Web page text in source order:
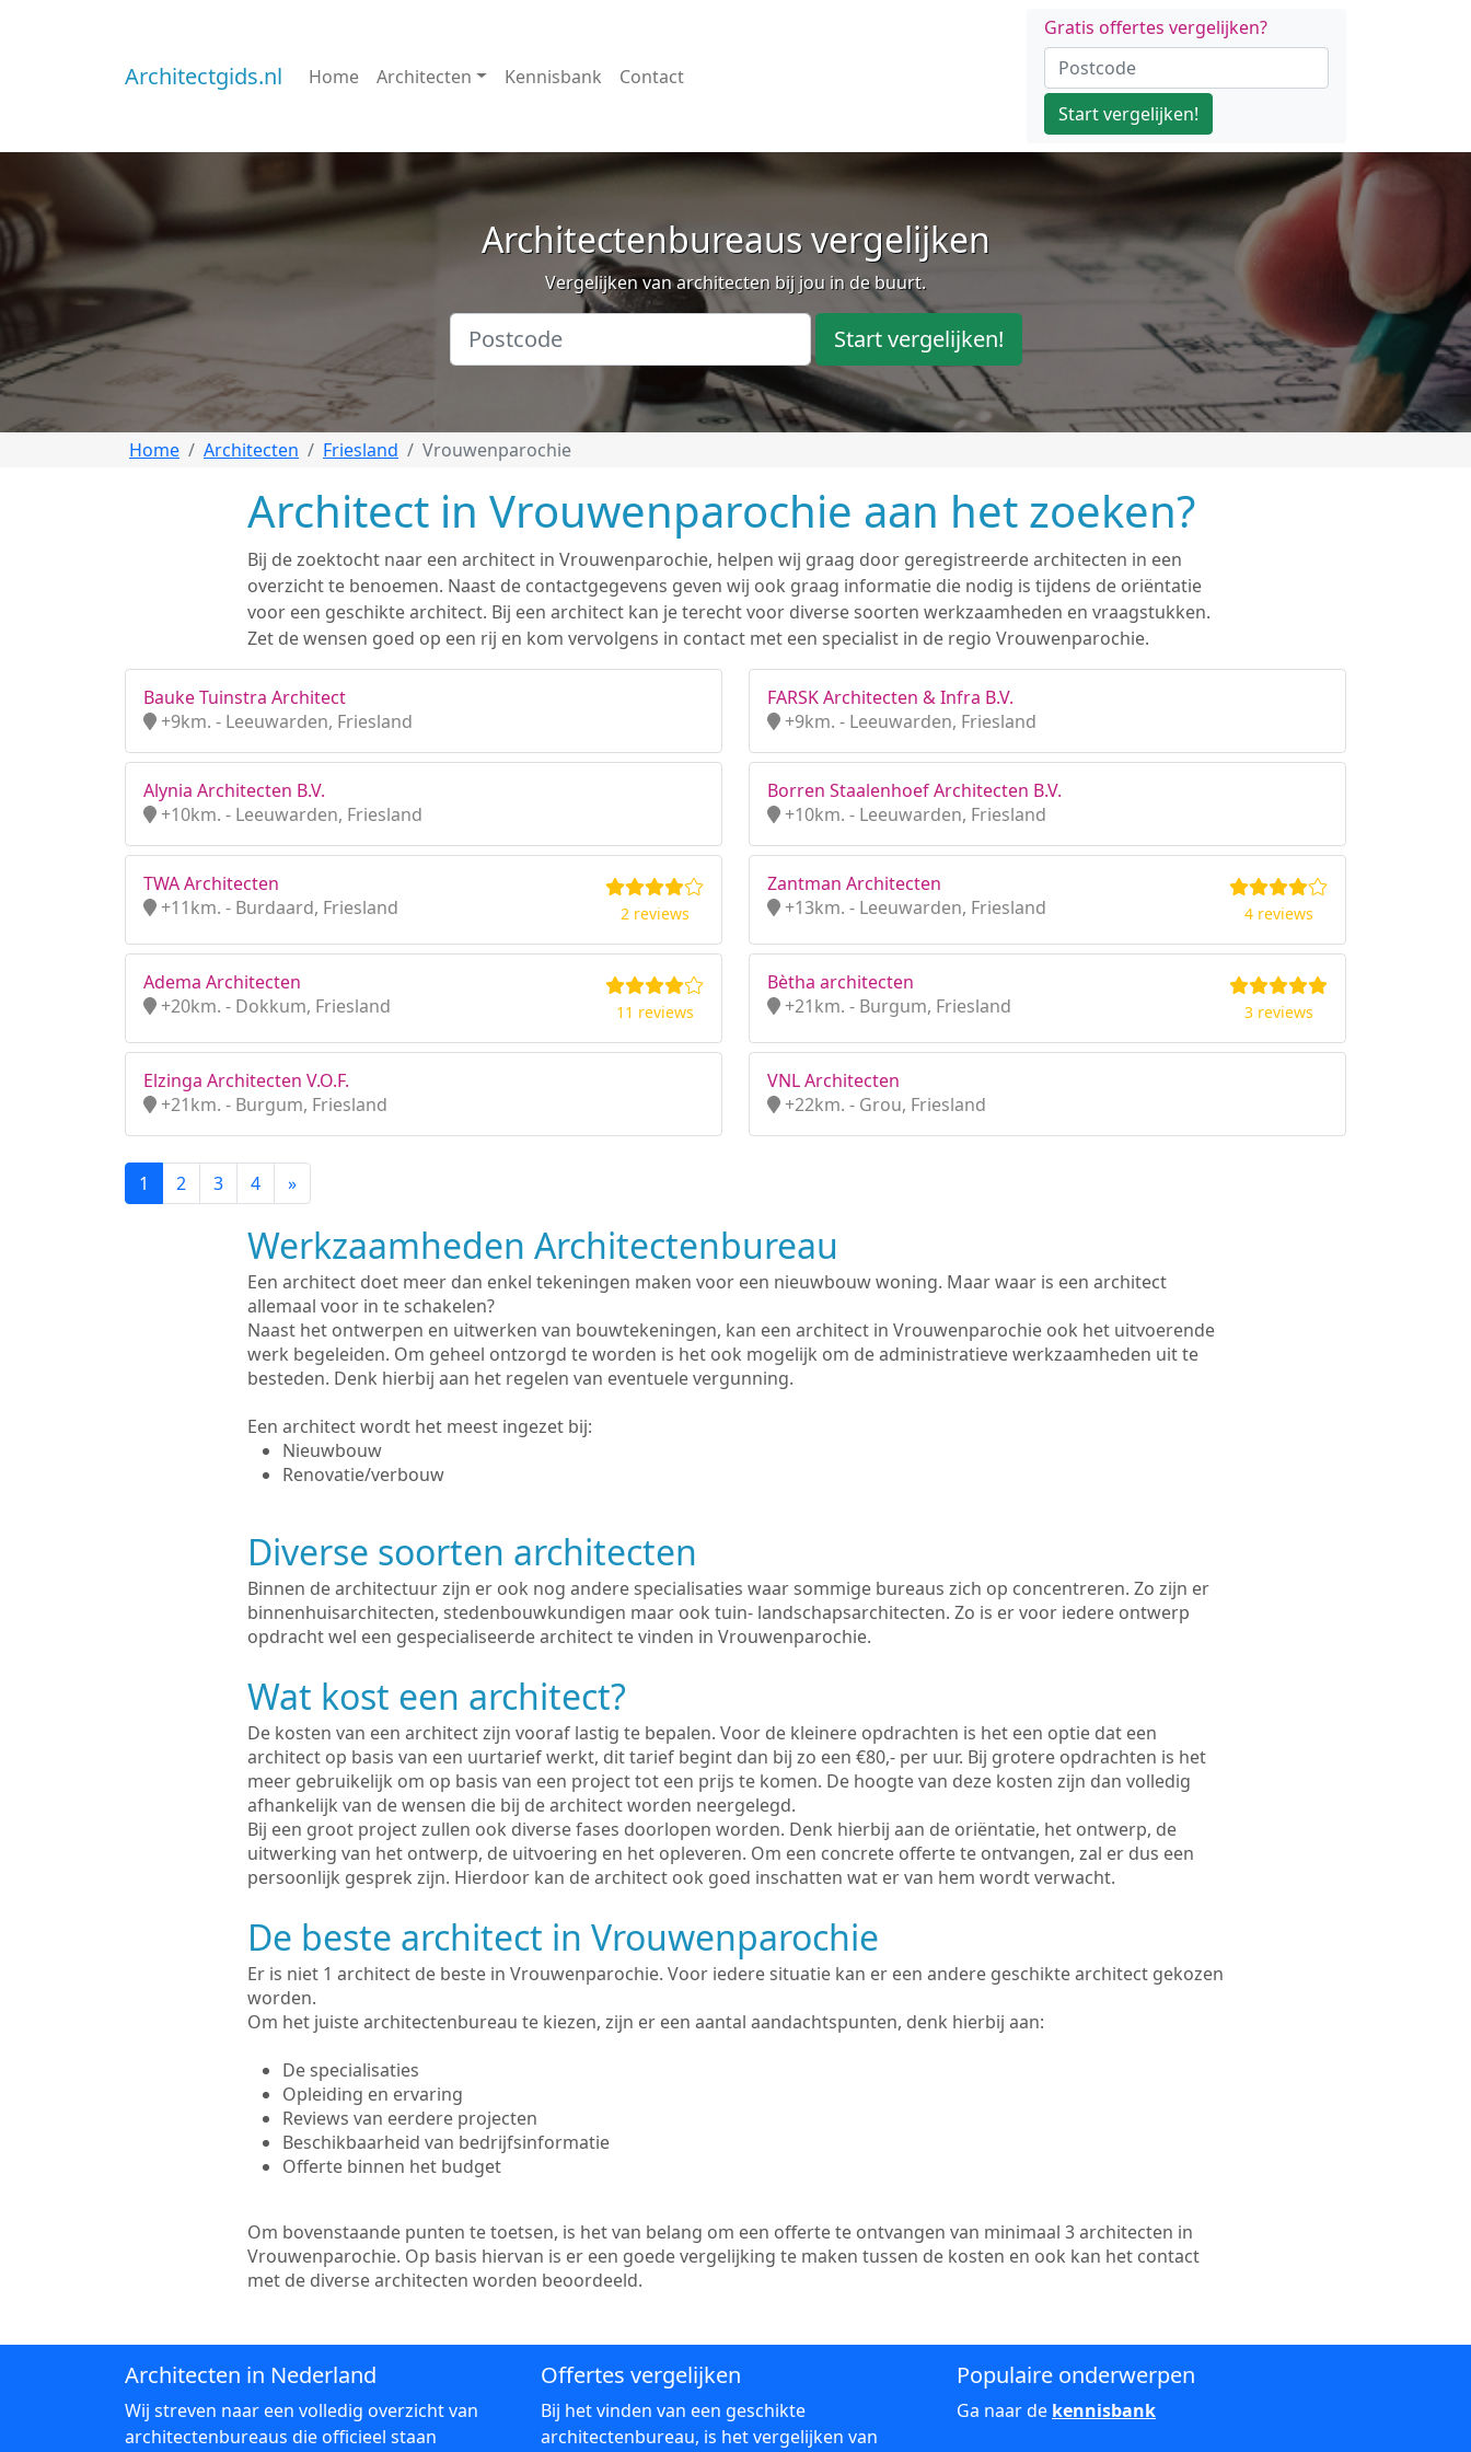
Architectgids.nl Home Architecten Kennisbank Contact
Gratis offertes vergelijken?
Start vergelijken!
Architectenbureaus vergelijken
Vergelijken van architecten bij jou in de buurt.
Start vergelijken!
Home Architecten Friesland Vrouwenparochie
Architect in Vrouwenparochie aan het zoeken?
Bij de zoektocht naar een architect in Vrouwenparochie, helpen wij graag door geregistreerde architecten in een
overzicht te benoemen. Naast de contactgegevens geven wij ook graag informatie die nodig is tijdens de oriëntatie
voor een geschikte architect. Bij een architect kan je terecht voor diverse soorten werkzaamheden en vraagstukken.
Zet de wensen goed op een rij en kom vervolgens in contact met een specialist in de regio Vrouwenparochie.
Bauke Tuinstra Architect
+9km. - Leeuwarden, Friesland
FARSK Architecten & Infra B.V.
+9km. - Leeuwarden, Friesland
Alynia Architecten B.V.
+10km. - Leeuwarden, Friesland
Borren Staalenhoef Architecten B.V.
+10km. - Leeuwarden, Friesland
TWA Architecten
+11km. - Burdaard, Friesland
2 reviews
Zantman Architecten
+13km. - Leeuwarden, Friesland
4 reviews
Adema Architecten
+20km. - Dokkum, Friesland
11 reviews
Bètha architecten
+21km. - Burgum, Friesland
3 reviews
Elzinga Architecten V.O.F.
+21km. - Burgum, Friesland
VNL Architecten
+22km. - Grou, Friesland
1 2 3 4 »
Werkzaamheden Architectenbureau
Een architect doet meer dan enkel tekeningen maken voor een nieuwbouw woning. Maar waar is een architect
allemaal voor in te schakelen?
Naast het ontwerpen en uitwerken van bouwtekeningen, kan een architect in Vrouwenparochie ook het uitvoerende
werk begeleiden. Om geheel ontzorgd te worden is het ook mogelijk om de administratieve werkzaamheden uit te
besteden. Denk hierbij aan het regelen van eventuele vergunning.
Een architect wordt het meest ingezet bij:
Nieuwbouw
Renovatie/verbouw
Diverse soorten architecten
Binnen de architectuur zijn er ook nog andere specialisaties waar sommige bureaus zich op concentreren. Zo zijn er
binnenhuisarchitecten, stedenbouwkundigen maar ook tuin- landschapsarchitecten. Zo is er voor iedere ontwerp
opdracht wel een gespecialiseerde architect te vinden in Vrouwenparochie.
Wat kost een architect?
De kosten van een architect zijn vooraf lastig te bepalen. Voor de kleinere opdrachten is het een optie dat een
architect op basis van een uurtarief werkt, dit tarief begint dan bij zo een €80,- per uur. Bij grotere opdrachten is het
meer gebruikelijk om op basis van een project tot een prijs te komen. De hoogte van deze kosten zijn dan volledig
afhankelijk van de wensen die bij de architect worden neergelegd.
Bij een groot project zullen ook diverse fases doorlopen worden. Denk hierbij aan de oriëntatie, het ontwerp, de
uitwerking van het ontwerp, de uitvoering en het opleveren. Om een concrete offerte te ontvangen, zal er dus een
persoonlijk gesprek zijn. Hierdoor kan de architect ook goed inschatten wat er van hem wordt verwacht.
De beste architect in Vrouwenparochie
Er is niet 1 architect de beste in Vrouwenparochie. Voor iedere situatie kan er een andere geschikte architect gekozen
worden.
Om het juiste architectenbureau te kiezen, zijn er een aantal aandachtspunten, denk hierbij aan:
De specialisaties
Opleiding en ervaring
Reviews van eerdere projecten
Beschikbaarheid van bedrijfsinformatie
Offerte binnen het budget
Om bovenstaande punten te toetsen, is het van belang om een offerte te ontvangen van minimaal 3 architecten in
Vrouwenparochie. Op basis hiervan is er een goede vergelijking te maken tussen de kosten en ook kan het contact
met de diverse architecten worden beoordeeld.
Architecten in Nederland
Wij streven naar een volledig overzicht van
architectenbureaus die officieel staan
Offertes vergelijken
Bij het vinden van een geschikte
architectenbureau, is het vergelijken van
Populaire onderwerpen
Ga naar de kennisbank